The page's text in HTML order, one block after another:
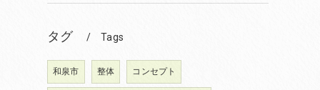
タグ Tags
和泉市 整体 コンセプト